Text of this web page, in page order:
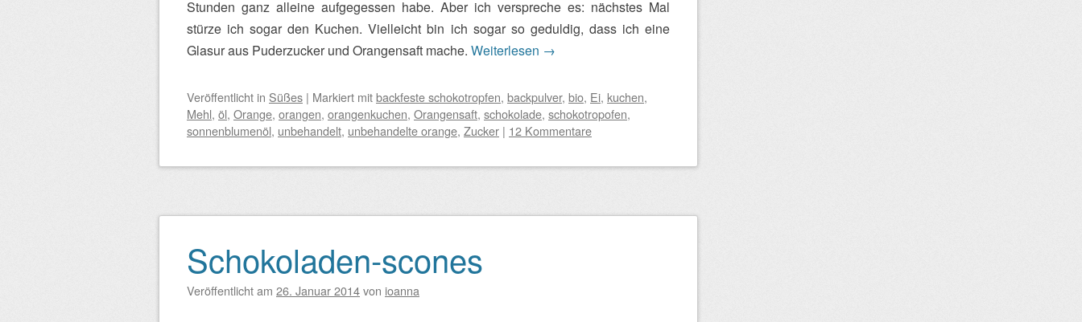
Stunden ganz alleine aufgegessen habe. Aber ich verspreche es: nächstes Mal
stürze ich sogar den Kuchen. Vielleicht bin ich sogar so geduldig, dass ich eine
Glasur aus Puderzucker und Orangensaft mache. Weiterlesen →
Veröffentlicht in Süßes | Markiert mitbackfeste schokotropfen, backpulver, bio, Ei, kuchen,
Mehl, öl, Orange, orangen, orangenkuchen, Orangensaft, schokolade, schokotropofen,
sonnenblumenöl, unbehandelt, unbehandelte orange, Zucker | 12 Kommentare
Schokoladen-scones
Veröffentlicht am 26. Januar 2014von ioanna